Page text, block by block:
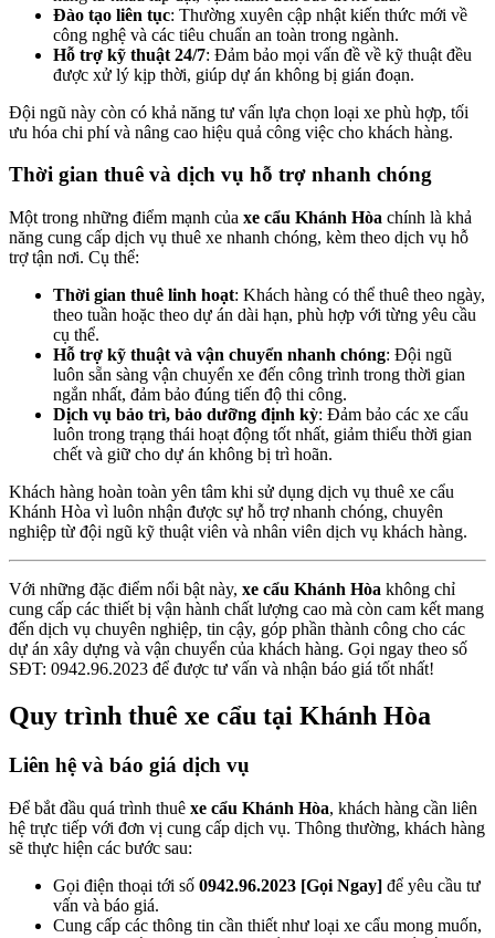
Đào tạo liên tục: Thường xuyên cập nhật kiến thức mới về
công nghệ và các tiêu chuẩn an toàn trong ngành.
Hỗ trợ kỹ thuật 24/7: Đảm bảo mọi vấn đề về kỹ thuật đều
được xử lý kịp thời, giúp dự án không bị gián đoạn.
Đội ngũ này còn có khả năng tư vấn lựa chọn loại xe phù hợp, tối
ưu hóa chi phí và nâng cao hiệu quả công việc cho khách hàng.
Thời gian thuê và dịch vụ hỗ trợ nhanh chóng
Một trong những điểm mạnh của xe cẩu Khánh Hòa chính là khả
năng cung cấp dịch vụ thuê xe nhanh chóng, kèm theo dịch vụ hỗ
trợ tận nơi. Cụ thể:
Thời gian thuê linh hoạt: Khách hàng có thể thuê theo ngày,
theo tuần hoặc theo dự án dài hạn, phù hợp với từng yêu cầu
cụ thể.
Hỗ trợ kỹ thuật và vận chuyển nhanh chóng: Đội ngũ
luôn sẵn sàng vận chuyển xe đến công trình trong thời gian
ngắn nhất, đảm bảo đúng tiến độ thi công.
Dịch vụ bảo trì, bảo dưỡng định kỳ: Đảm bảo các xe cẩu
luôn trong trạng thái hoạt động tốt nhất, giảm thiểu thời gian
chết và giữ cho dự án không bị trì hoãn.
Khách hàng hoàn toàn yên tâm khi sử dụng dịch vụ thuê xe cẩu
Khánh Hòa vì luôn nhận được sự hỗ trợ nhanh chóng, chuyên
nghiệp từ đội ngũ kỹ thuật viên và nhân viên dịch vụ khách hàng.
Với những đặc điểm nổi bật này, xe cẩu Khánh Hòa không chỉ
cung cấp các thiết bị vận hành chất lượng cao mà còn cam kết mang
đến dịch vụ chuyên nghiệp, tin cậy, góp phần thành công cho các
dự án xây dựng và vận chuyển của khách hàng. Gọi ngay theo số
SĐT: 0942.96.2023 để được tư vấn và nhận báo giá tốt nhất!
Quy trình thuê xe cẩu tại Khánh Hòa
Liên hệ và báo giá dịch vụ
Để bắt đầu quá trình thuê xe cẩu Khánh Hòa, khách hàng cần liên
hệ trực tiếp với đơn vị cung cấp dịch vụ. Thông thường, khách hàng
sẽ thực hiện các bước sau:
Gọi điện thoại tới số 0942.96.2023 [Gọi Ngay] để yêu cầu tư
vấn và báo giá.
Cung cấp các thông tin cần thiết như loại xe cẩu mong muốn,